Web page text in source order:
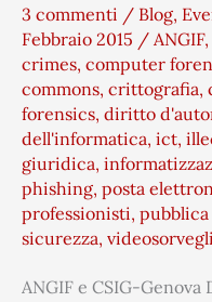
3 commenti / Blog,
Febbraio 2015 / ANGIF,
crimes, computer
commons, crittografia,
forensics, diritto
dell'informatica, ict,
giuridica,
phishing, posta
professionisti,
sicurezza,
ANGIF e CSIG-
in
“Diritto
dell’Informatica”
–
4
edizione-
2015